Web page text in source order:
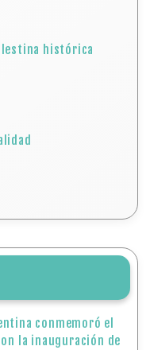
histórica
conmemoró el
la inauguración de